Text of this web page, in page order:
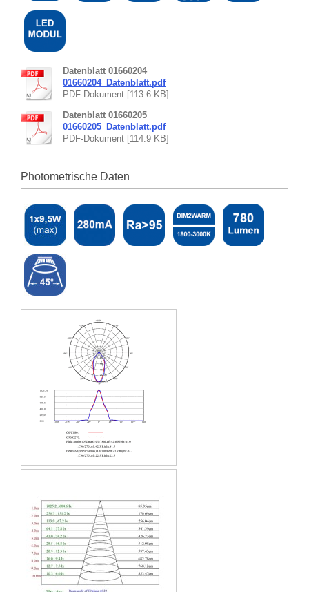
Datenblatt 01660204
01660204_Datenblatt.pdf
PDF-Dokument [113.6 KB]
Datenblatt 01660205
01660205_Datenblatt.pdf
PDF-Dokument [114.9 KB]
Photometrische Daten